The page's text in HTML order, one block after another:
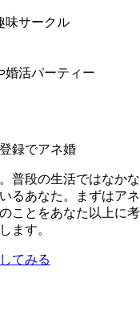
味サークル
婚活パーティー
録でアネ婚
普段の生活ではなかな
るあなた。まずはアネ
ことをあなた以上に考
ます。
てみる